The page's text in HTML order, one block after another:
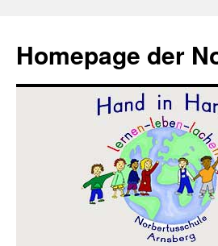
springen
Homepage der